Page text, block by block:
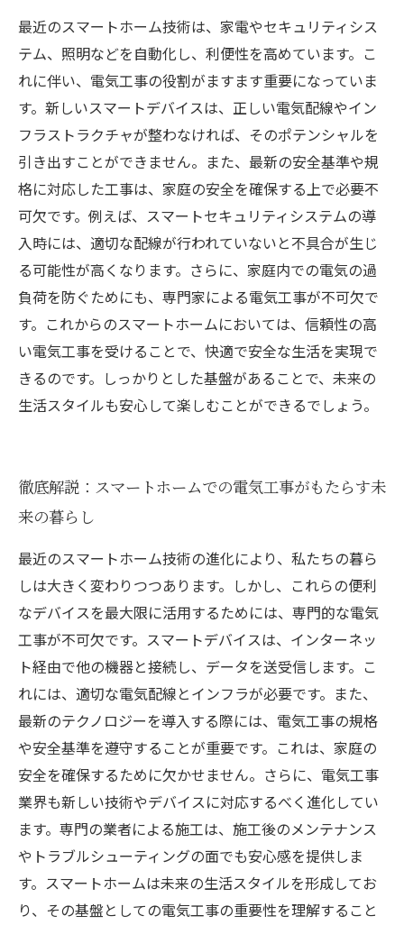
最近のスマートホーム技術は、家電やセキュリティシス
テム、照明などを自動化し、利便性を高めています。こ
れに伴い、電気工事の役割がますます重要になっていま
す。新しいスマートデバイスは、正しい電気配線やイン
フラストラクチャが整わなければ、そのポテンシャルを
引き出すことができません。また、最新の安全基準や規
格に対応した工事は、家庭の安全を確保する上で必要不
可欠です。例えば、スマートセキュリティシステムの導
入時には、適切な配線が行われていないと不具合が生じ
る可能性が高くなります。さらに、家庭内での電気の過
負荷を防ぐためにも、専門家による電気工事が不可欠で
す。これからのスマートホームにおいては、信頼性の高
い電気工事を受けることで、快適で安全な生活を実現で
きるのです。しっかりとした基盤があることで、未来の
生活スタイルも安心して楽しむことができるでしょう。
徹底解説：スマートホームでの電気工事がもたらす未
来の暮らし
最近のスマートホーム技術の進化により、私たちの暮ら
しは大きく変わりつつあります。しかし、これらの便利
なデバイスを最大限に活用するためには、専門的な電気
工事が不可欠です。スマートデバイスは、インターネッ
ト経由で他の機器と接続し、データを送受信します。こ
れには、適切な電気配線とインフラが必要です。また、
最新のテクノロジーを導入する際には、電気工事の規格
や安全基準を遵守することが重要です。これは、家庭の
安全を確保するために欠かせません。さらに、電気工事
業界も新しい技術やデバイスに対応するべく進化してい
ます。専門の業者による施工は、施工後のメンテナンス
やトラブルシューティングの面でも安心感を提供しま
す。スマートホームは未来の生活スタイルを形成してお
り、その基盤としての電気工事の重要性を理解すること